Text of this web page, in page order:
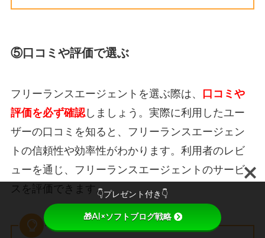
⑤口コミや評価で選ぶ
フリーランスエージェントを選ぶ際は、
口コミや
評価を必ず確認しましょう。 実際に利用したユー
ザーの口コミを知ると、フリーランスエージェン
トの信頼性や効率性がわかります。 利用者のレビ
ューを通じ、フリーランスエージェントのサービ
スを評価できます。👇プレゼント付き👇
🎁AI×ソフトブログ戦略